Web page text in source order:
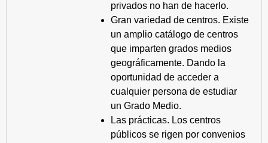
privados no han de hacerlo.
Gran variedad de centros. Existe
un amplio catálogo de centros
que imparten grados medios
geográficamente. Dando la
oportunidad de acceder a
cualquier persona de estudiar
un Grado Medio.
Las prácticas. Los centros
públicos se rigen por convenios